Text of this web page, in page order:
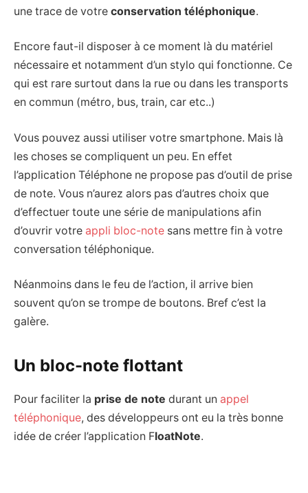
une trace de votre conservation téléphonique.
Encore faut-il disposer à ce moment là du matériel
nécessaire et notamment d’un stylo qui fonctionne. Ce
qui est rare surtout dans la rue ou dans les transports
en commun (métro, bus, train, car etc..)
Vous pouvez aussi utiliser votre smartphone. Mais là
les choses se compliquent un peu. En effet
l’application Téléphone ne propose pas d’outil de prise
de note. Vous n’aurez alors pas d’autres choix que
d’effectuer toute une série de manipulations afin
d’ouvrir votre appli bloc-note sans mettre fin à votre
conversation téléphonique.
Néanmoins dans le feu de l’action, il arrive bien
souvent qu’on se trompe de boutons. Bref c’est la
galère.
Un bloc-note flottant
Pour faciliter la prise de note durant un appel
téléphonique, des développeurs ont eu la très bonne
idée de créer l’application FloatNote.